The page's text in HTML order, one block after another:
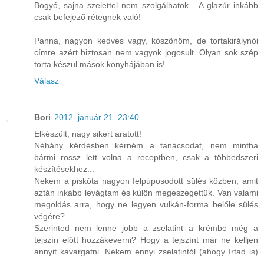
Bogyó, sajna szelettel nem szolgálhatok... A glazúr inkább
csak befejező rétegnek való!
Panna, nagyon kedves vagy, köszönöm, de tortakirálynői
címre azért biztosan nem vagyok jogosult. Olyan sok szép
torta készül mások konyhájában is!
Válasz
Bori 2012. január 21. 23:40
Elkészült, nagy sikert aratott!
Néhány kérdésben kérném a tanácsodat, nem mintha
bármi rossz lett volna a receptben, csak a többedszeri
készítésekhez...
Nekem a piskóta nagyon felpúposodott sülés közben, amit
aztán inkább levágtam és külön megeszegettük. Van valami
megoldás arra, hogy ne legyen vulkán-forma belőle sülés
végére?
Szerinted nem lenne jobb a zselatint a krémbe még a
tejszín előtt hozzákeverni? Hogy a tejszínt már ne kelljen
annyit kavargatni. Nekem ennyi zselatintól (ahogy írtad is)